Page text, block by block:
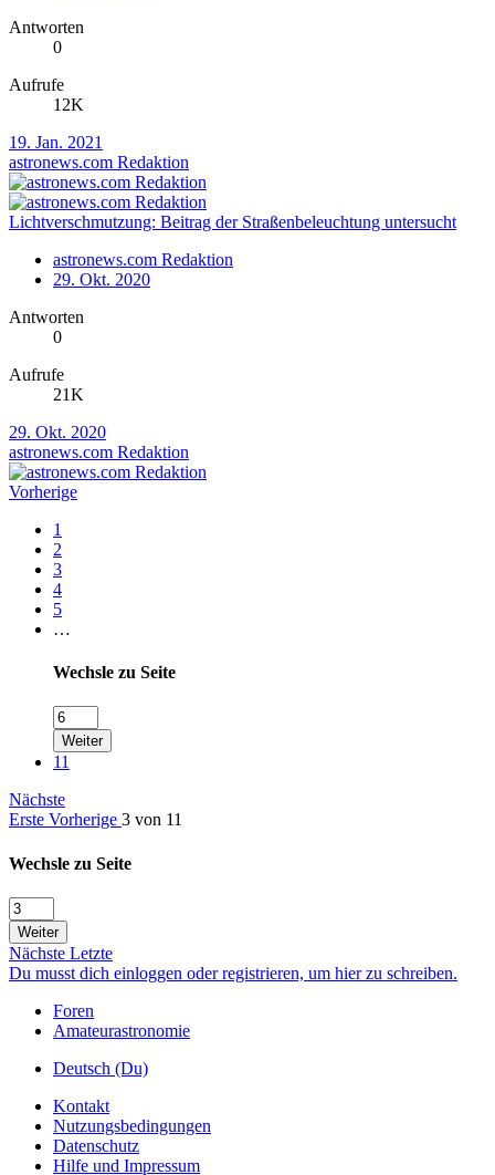
Antworten
0
Aufrufe
12K
19. Jan. 2021
astronews.com Redaktion
Lichtverschmutzung: Beitrag der Straßenbeleuchtung untersucht
astronews.com Redaktion
29. Okt. 2020
Antworten
0
Aufrufe
21K
29. Okt. 2020
astronews.com Redaktion
Vorherige
1
2
3
4
5
…
Wechsle zu Seite
Weiter
11
Nächste
Erste Vorherige 3 von 11
Wechsle zu Seite
Weiter
Nächste Letzte
Du musst dich einloggen oder registrieren, um hier zu schreiben.
Foren
Amateurastronomie
Deutsch (Du)
Kontakt
Nutzungsbedingungen
Datenschutz
Hilfe und Impressum